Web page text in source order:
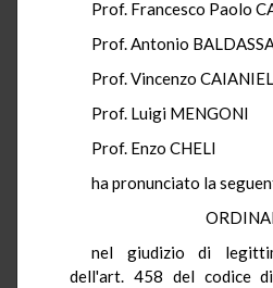
Prof. Francesco Paolo
Prof. Antonio
Prof. Vincenzo
Prof. Luigi MENGONI
Prof. Enzo CHELI
ha pronunciato la
nel giudizio di
dell'art. 458 del codice